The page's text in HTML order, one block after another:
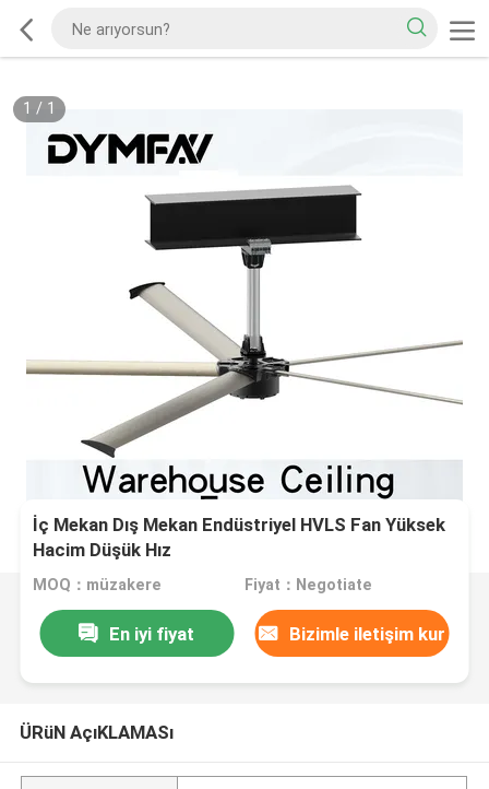
1 / 1
İç Mekan Dış Mekan Endüstriyel HVLS Fan Yüksek
Hacim Düşük Hız
MOQ：müzakere Fiyat：Negotiate
En iyi fiyat Bizimle iletişim kur
ÜRüN AçıKLAMASı